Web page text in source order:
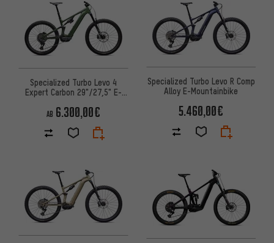
Specialized Turbo Levo 4
Expert Carbon 29"/27,5" E-
AB 6.300,00€
Specialized Turbo Levo R Comp
Alloy E-Mountainbike
5.460,00€